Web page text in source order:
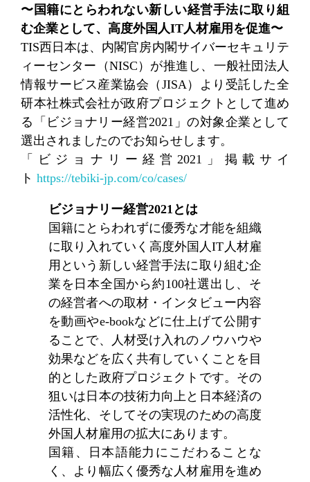
〜国籍にとらわれない新しい経営手法に取り組
む企業として、高度外国人IT人材雇用を促進〜
TIS西日本は、内閣官房内閣サイバーセキュリテ
ィーセンター（NISC）が推進し、一般社団法人
情報サービス産業協会（JISA）より受託した全
研本社株式会社が政府プロジェクトとして進め
る「ビジョナリー経営2021」の対象企業として
選出されましたのでお知らせします。
「ビジョナリー経営2021」掲載サイ
ト https://tebiki-jp.com/co/cases/
ビジョナリー経営2021とは
国籍にとらわれずに優秀な才能を組織
に取り入れていく高度外国人IT人材雇
用という新しい経営手法に取り組む企
業を日本全国から約100社選出し、そ
の経営者への取材・インタビュー内容
を動画やe-bookなどに仕上げて公開す
ることで、人材受け入れのノウハウや
効果などを広く共有していくことを目
的とした政府プロジェクトです。その
狙いは日本の技術力向上と日本経済の
活性化、そしてその実現のための高度
外国人材雇用の拡大にあります。
国籍、日本語能力にこだわることな
く、より幅広く優秀な人材雇用を進め